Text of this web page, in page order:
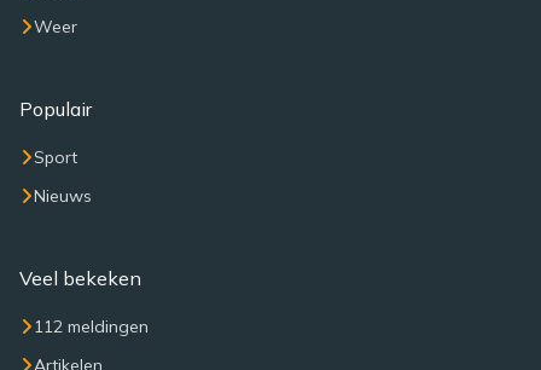
Weer
Populair
Sport
Nieuws
Veel bekeken
112 meldingen
Artikelen